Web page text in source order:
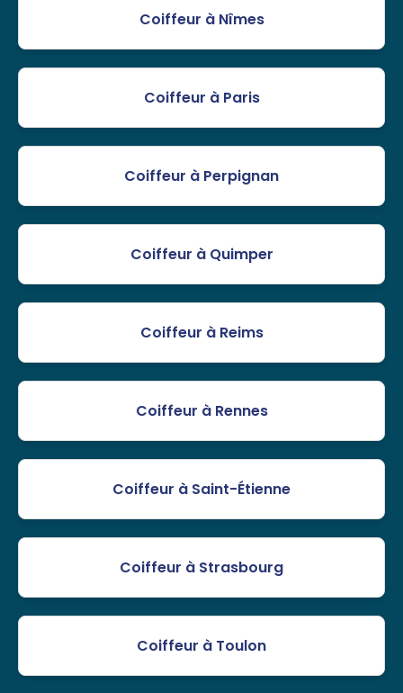
Coiffeur à Nîmes
Coiffeur à Paris
Coiffeur à Perpignan
Coiffeur à Quimper
Coiffeur à Reims
Coiffeur à Rennes
Coiffeur à Saint-Étienne
Coiffeur à Strasbourg
Coiffeur à Toulon